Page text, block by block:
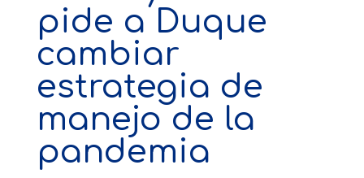
pide a Duque
cambiar
estrategia de
manejo de la
pandemia